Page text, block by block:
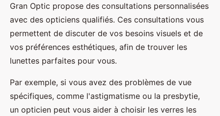
Gran Optic propose des consultations personnalisées
avec des opticiens qualifiés. Ces consultations vous
permettent de discuter de vos besoins visuels et de
vos préférences esthétiques, afin de trouver les
lunettes parfaites pour vous.
Par exemple, si vous avez des problèmes de vue
spécifiques, comme l'astigmatisme ou la presbytie,
un opticien peut vous aider à choisir les verres les